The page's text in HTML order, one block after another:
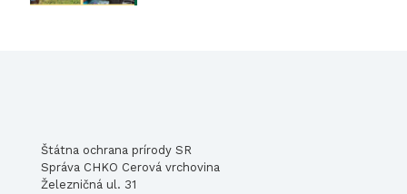
Štátna ochrana prírody SR
Správa CHKO Cerová vrchovina
Železničná ul. 31